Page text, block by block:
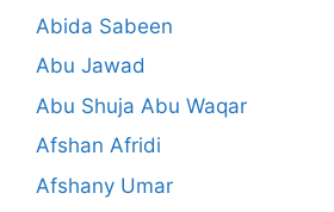
Abida Sabeen
Abu Jawad
Abu Shuja Abu Waqar
Afshan Afridi
Afshany Umar